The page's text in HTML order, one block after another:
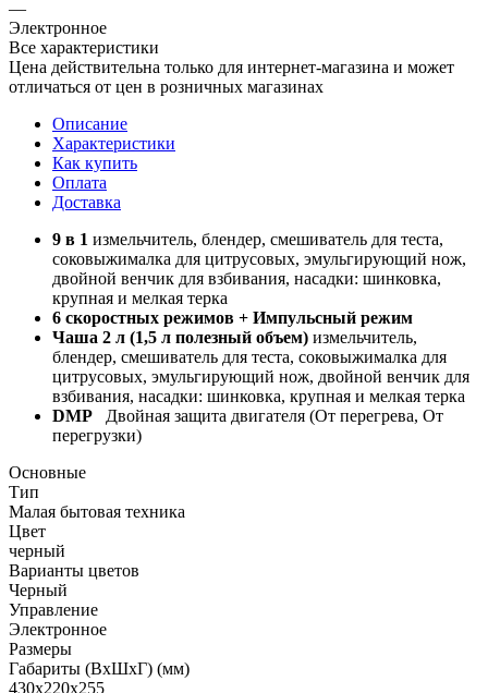
—
Электронное
Все характеристики
Цена действительна только для интернет-магазина и может
отличаться от цен в розничных магазинах
Описание
Характеристики
Как купить
Оплата
Доставка
9 в 1 измельчитель, блендер, смешиватель для теста,
соковыжималка для цитрусовых, эмульгирующий нож,
двойной венчик для взбивания, насадки: шинковка,
крупная и мелкая терка
6 скоростных режимов + Импульсный режим
Чаша 2 л (1,5 л полезный объем) измельчитель,
блендер, смешиватель для теста, соковыжималка для
цитрусовых, эмульгирующий нож, двойной венчик для
взбивания, насадки: шинковка, крупная и мелкая терка
DMP Двойная защита двигателя (От перегрева, От
перегрузки)
Основные
Тип
Малая бытовая техника
Цвет
черный
Варианты цветов
Черный
Управление
Электронное
Размеры
Габариты (ВхШхГ) (мм)
430x220x255